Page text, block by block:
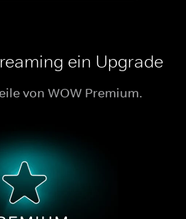
ein Upgrade
von WOW Premium.